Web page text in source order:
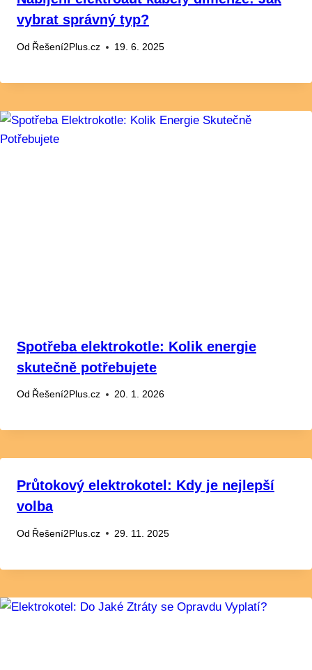
vybrat správný typ?
Od Řešení2Plus.cz 19. 6. 2025
Spotřeba elektrokotle: Kolik energie
skutečně potřebujete
Od Řešení2Plus.cz 20. 1. 2026
Průtokový elektrokotel: Kdy je nejlepší
volba
Od Řešení2Plus.cz 29. 11. 2025